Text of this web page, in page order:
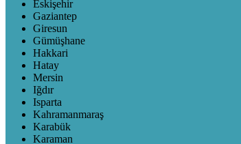
Eskişehir
Gaziantep
Giresun
Gümüşhane
Hakkari
Hatay
Mersin
Iğdır
Isparta
Kahramanmaraş
Karabük
Karaman